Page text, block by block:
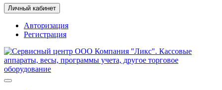
Личный кабинет
Авторизация
Регистрация